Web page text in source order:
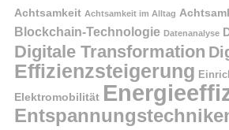
Achtsamkeit Achtsamkeit im Alltag
Blockchain-Technologie Datenanalyse
Digitale Transformation
Effizienzsteigerung
Elektromobilität